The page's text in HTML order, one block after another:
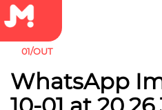
01/OUT
WhatsApp